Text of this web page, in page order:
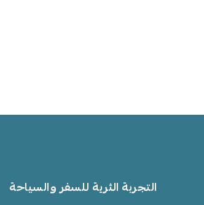
التجربة الثرية للسفر والسياحة